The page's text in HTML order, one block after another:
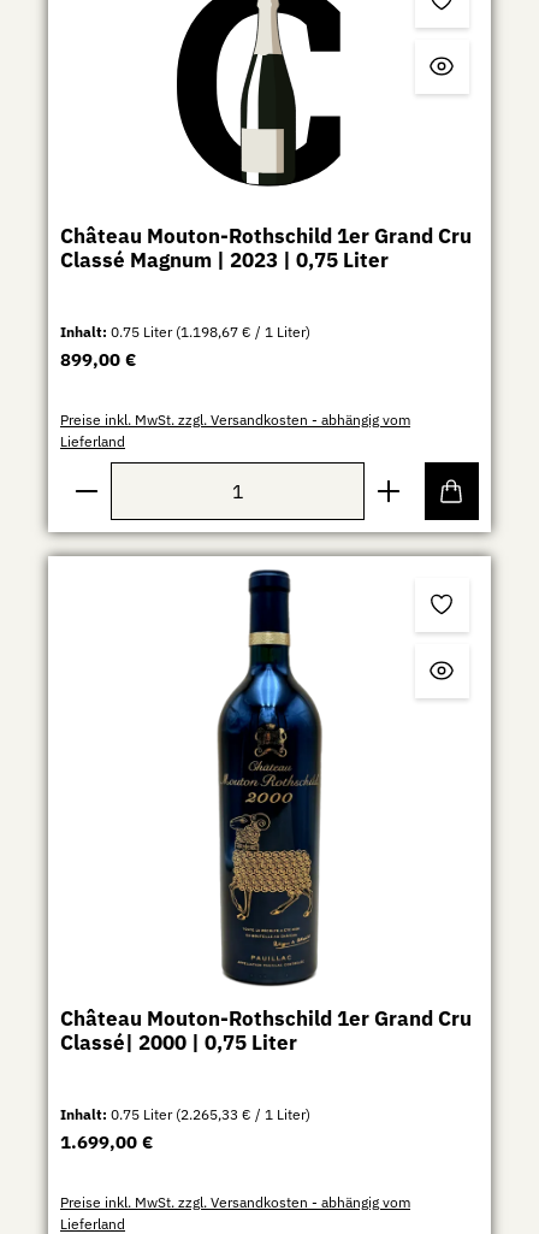
Château Mouton-Rothschild 1er Grand Cru
Classé Magnum | 2023 | 0,75 Liter
Inhalt:0.75 Liter (1.198,67 € / 1 Liter)
Regulärer Preis:
899,00 €
Preise inkl. MwSt. zzgl. Versandkosten - abhängig vom
Lieferland
Produkt Anzahl: Gib den gewünschten Wert ein
Château Mouton-Rothschild 1er Grand Cru
Classé| 2000 | 0,75 Liter
Inhalt:0.75 Liter (2.265,33 € / 1 Liter)
Regulärer Preis:
1.699,00 €
Preise inkl. MwSt. zzgl. Versandkosten - abhängig vom
Lieferland